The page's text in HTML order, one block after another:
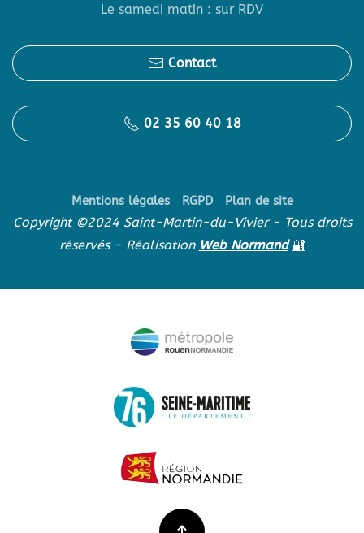
Le samedi matin : sur RDV
Contact
02 35 60 40 18
Mentions légales RGPD Plan de site
Copyright ©2024 Saint-Martin-du-Vivier - Tous droits
réservés - Réalisation Web Normand 🔐